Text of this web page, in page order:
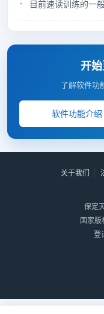
目前速读训练的一
开
了解软件功
软件功能介绍
关于我们
保定
国家
登